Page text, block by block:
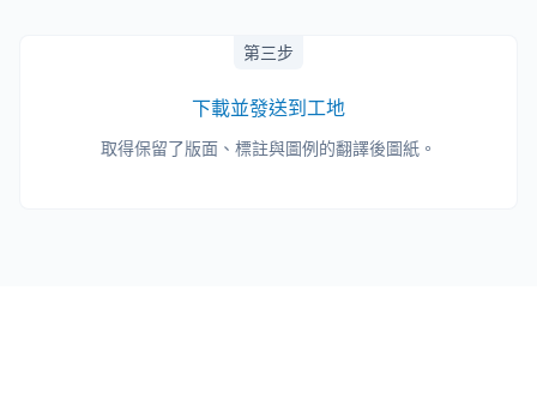
第三步
下載並發送到工地
取得保留了版面、標註與圖例的翻譯後圖紙。